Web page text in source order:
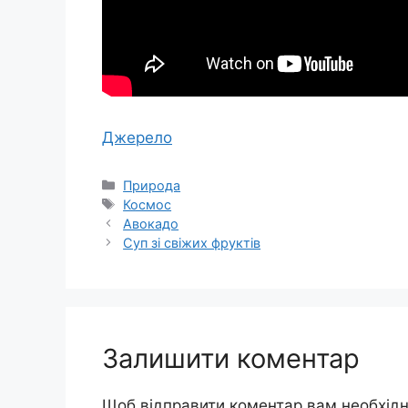
Джерело
Категорії
Природа
Позначки
Космос
Авокадо
Суп зі свіжих фруктів
Залишити коментар